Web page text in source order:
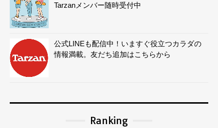
Tarzanメンバー随時受付中
公式LINEも配信中！いますぐ役立つカラダの
情報満載。友だち追加はこちらから
Ranking